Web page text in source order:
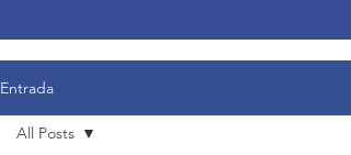
Entrada
All Posts